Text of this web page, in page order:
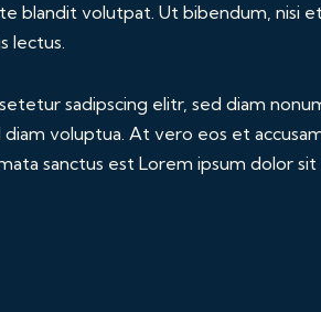
blandit volutpat. Ut bibendum, nisi
lectus.
sadipscing elitr, sed diam
voluptua. At vero eos et
sanctus est Lorem ipsum dolor sit